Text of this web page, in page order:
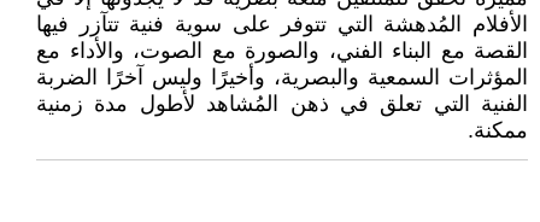
الأفلام المُدهشة التي تتوفر على سوية فنية تتآزر فيها
القصة مع البناء الفني، والصورة مع الصوت، والأداء مع
المؤثرات السمعية والبصرية، وأخيرًا وليس آخرًا الضربة
الفنية التي تعلق في ذهن المُشاهد لأطول مدة زمنية
ممكنة.